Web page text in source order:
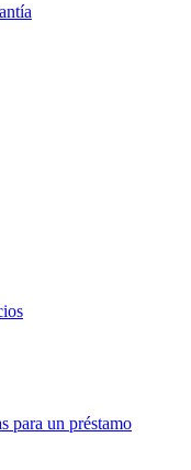
para un préstamo